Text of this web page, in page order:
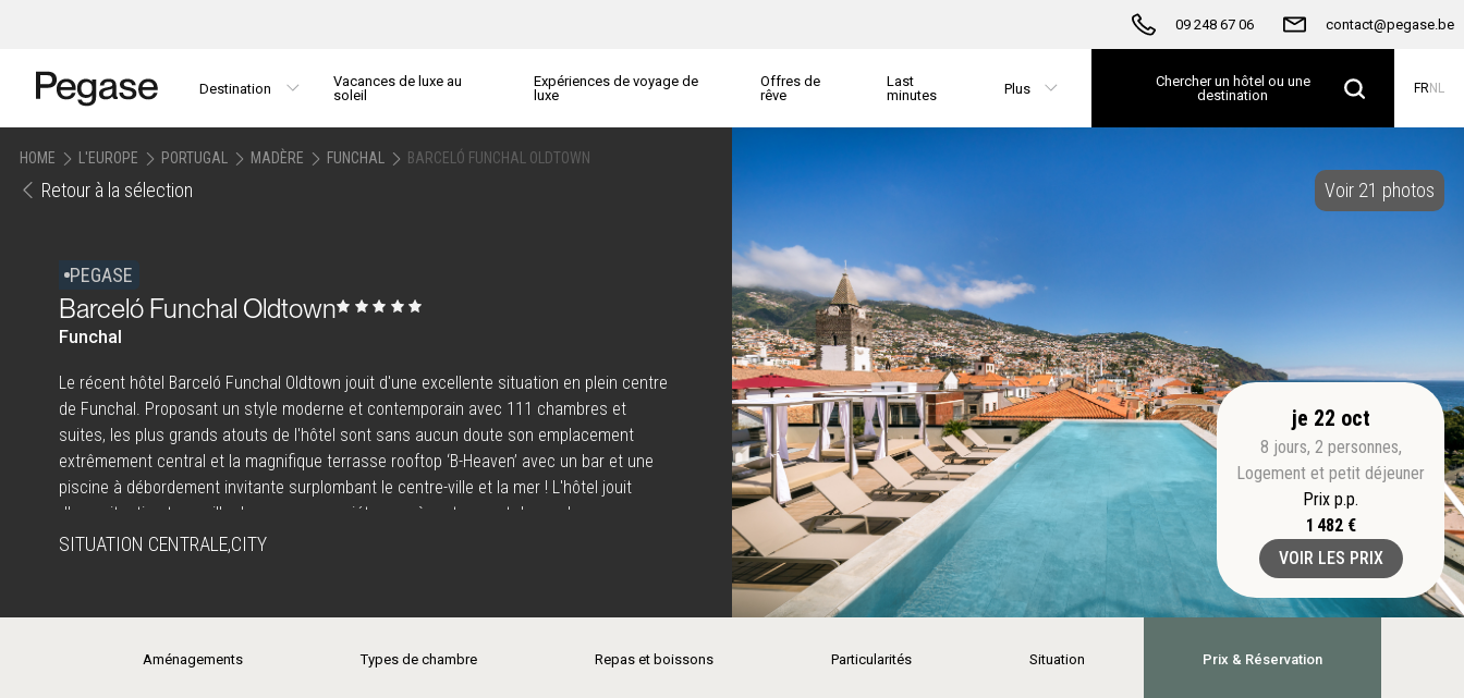
09 248 67 06 contact@pegase.be
Destination
Vacances de luxe au
soleil
Expériences de voyage de
luxe
Offres de
rêve
Last
minutes
Plus
Chercher un hôtel ou une
destination
FRNL
HOME L'EUROPE PORTUGAL MADÈRE FUNCHAL BARCELÓ FUNCHAL OLDTOWN
Retour à la sélection Voir 21 photos
PEGASE
Barceló Funchal Oldtown
Funchal
Le récent hôtel Barceló Funchal Oldtown jouit d'une excellente situation en plein centre
de Funchal. Proposant un style moderne et contemporain avec 111 chambres et
suites, les plus grands atouts de l'hôtel sont sans aucun doute son emplacement
extrêmement central et la magnifique terrasse rooftop ‘B-Heaven’ avec un bar et une
piscine à débordement invitante surplombant le centre-ville et la mer ! L'hôtel jouit
d'une situation tranquille dans une zone piétonne où se trouvent de nombreuses
terrasses, restaurants et boutiques. Le Barceló Funchal Oldtown est le point de départ
SITUATION CENTRALE,CITY
je 22 oct
8 jours, 2 personnes,
Logement et petit déjeuner
Prix p.p.
1 482 €
VOIR LES PRIX
Aménagements Types de chambre Repas et boissons Particularités Situation Prix & Réservation